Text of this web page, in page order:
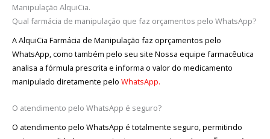
Manipulação AlquiCia.
Qual farmácia de manipulação que faz orçamentos pelo WhatsApp?
A AlquiCia Farmácia de Manipulação faz oprçamentos pelo
WhatsApp, como também pelo seu site Nossa equipe farmacêutica
analisa a fórmula prescrita e informa o valor do medicamento
manipulado diretamente pelo WhatsApp.
O atendimento pelo WhatsApp é seguro?
O atendimento pelo WhatsApp é totalmente seguro, permitindo